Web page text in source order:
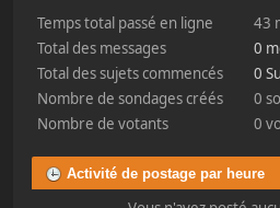
Temps total passé en ligne
43
Total des messages
0
Total des sujets commencés
0
Nombre de sondages créés
0
Nombre de votants
0
Activité de postage par heure